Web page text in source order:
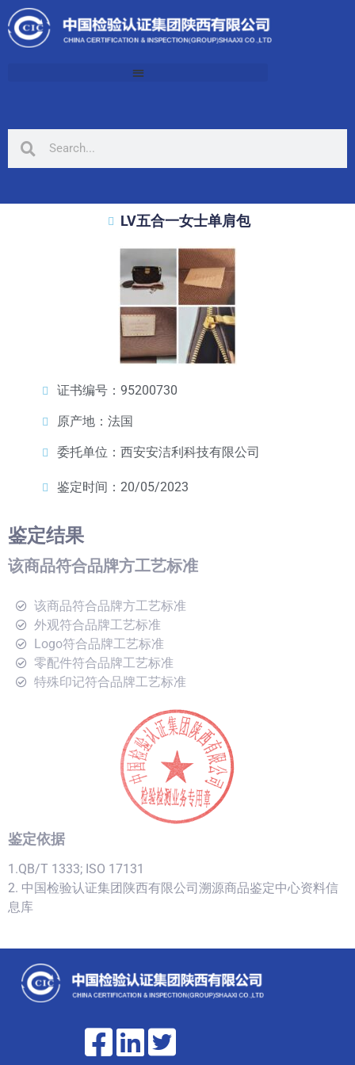
LV五合一女士单肩包
证书编号：95200730
原产地：法国
委托单位：西安安洁利科技有限公司
鉴定时间：20/05/2023
鉴定结果
该商品符合品牌方工艺标准
该商品符合品牌方工艺标准
外观符合品牌工艺标准
Logo符合品牌工艺标准
零配件符合品牌工艺标准
特殊印记符合品牌工艺标准
鉴定依据
1.QB/T 1333; ISO 17131
2. 中国检验认证集团陕西有限公司溯源商品鉴定中心资料信
息库